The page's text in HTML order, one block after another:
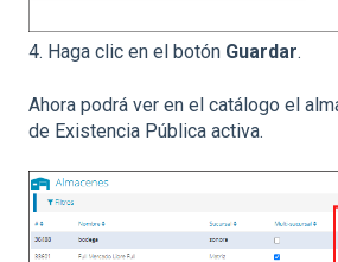
4. Haga clic en el botón Guardar.
Ahora podrá ver en el catálogo el
de Existencia Pública activa.